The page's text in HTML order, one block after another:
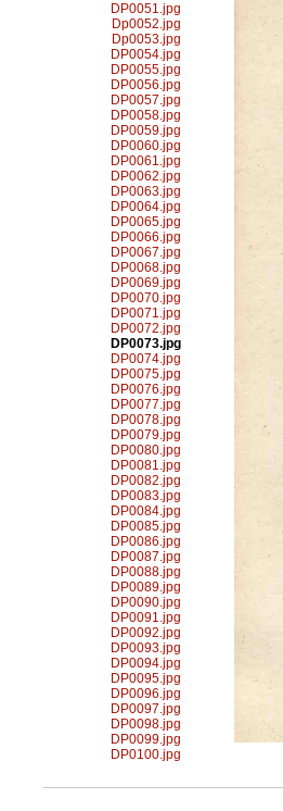
DP0051.jpg
Dp0052.jpg
Dp0053.jpg
DP0054.jpg
DP0055.jpg
DP0056.jpg
DP0057.jpg
DP0058.jpg
DP0059.jpg
DP0060.jpg
DP0061.jpg
DP0062.jpg
DP0063.jpg
DP0064.jpg
DP0065.jpg
DP0066.jpg
DP0067.jpg
DP0068.jpg
DP0069.jpg
DP0070.jpg
DP0071.jpg
DP0072.jpg
DP0073.jpg
DP0074.jpg
DP0075.jpg
DP0076.jpg
DP0077.jpg
DP0078.jpg
DP0079.jpg
DP0080.jpg
DP0081.jpg
DP0082.jpg
DP0083.jpg
DP0084.jpg
DP0085.jpg
DP0086.jpg
DP0087.jpg
DP0088.jpg
DP0089.jpg
DP0090.jpg
DP0091.jpg
DP0092.jpg
DP0093.jpg
DP0094.jpg
DP0095.jpg
DP0096.jpg
DP0097.jpg
DP0098.jpg
DP0099.jpg
DP0100.jpg